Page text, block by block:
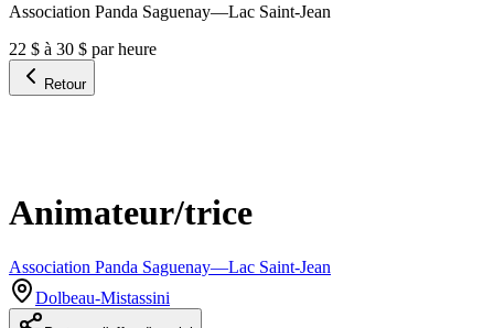
Association Panda Saguenay—Lac Saint-Jean
22 $ à 30 $ par heure
Retour
Animateur/trice
Association Panda Saguenay—Lac Saint-Jean
Dolbeau-Mistassini